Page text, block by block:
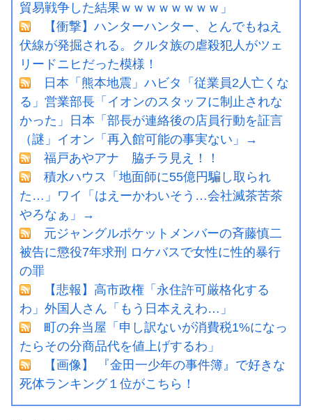
貿易戦争した結果ｗｗｗｗｗｗｗｗ」
【衝撃】ハンターハンター、とんでもねえ
伏線が発掘される。クルタ族の虐殺犯人がツェ
リードニヒだった模様！
日本「熊本地震」ハビタ「従業員2人亡くな
る」営業部長「イオンのスタッフに制止されな
かった」日本「部長が連絡後の店員行動を証言
（謎」イオン「再入館可能の事実ない」→
福戸あやアナ 脇チラ見え！！
積水ハウス「地面師に55億円騙し取られ
た…」ワイ「はえーかわいそう…会社滅茶苦茶
やろなぁ」→
元ジャングルポケットメンバーの斉藤慎二
被告に懲役7年求刑 ロケバスで女性に性的暴行
の罪
【悲報】高市政権「永住許可厳格化する
わ」外国人さん「もう日本ええわ…」
町の弁当屋「申し訳ないが消費税1%になっ
たらその分商品代を値上げするわ」
【画像】 『金田一少年の事件簿』で好きな
死体ランキング１位がこちら！